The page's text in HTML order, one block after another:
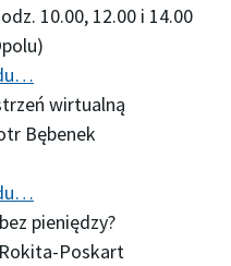
10.00, 12.00 i 14.00
wirtualną
Bębenek
pieniędzy?
Poskart